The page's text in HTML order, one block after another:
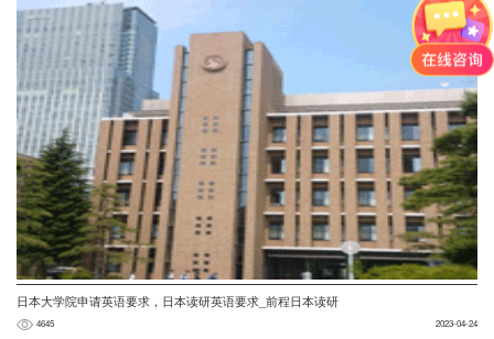
日本大学院申请英语要求，日本读研英语要求_前程日本读研
4645 2023-04-24